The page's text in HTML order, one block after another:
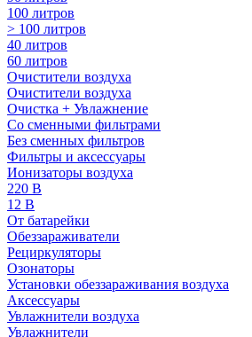
100 литров
> 100 литров
40 литров
60 литров
Очистители воздуха
Очистители воздуха
Очистка + Увлажнение
Cо сменными фильтрами
Без сменных фильтров
Фильтры и аксессуары
Ионизаторы воздуха
220 В
12 В
От батарейки
Обеззараживатели
Рециркуляторы
Озонаторы
Установки обеззараживания воздуха
Аксессуары
Увлажнители воздуха
Увлажнители